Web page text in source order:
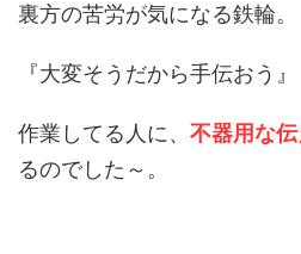
裏方の苦労が気になる鉄輪。
『大変そうだから手伝おう』
作業してる人に、 不器用な
るのでした～。